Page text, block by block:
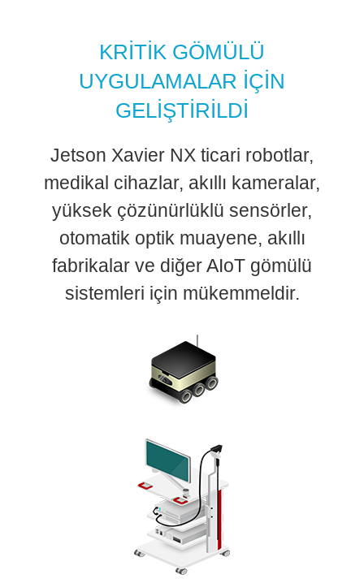
KRİTİK GÖMÜLÜ
UYGULAMALAR İÇİN
GELİŞTİRİLDİ
Jetson Xavier NX ticari robotlar,
medikal cihazlar, akıllı kameralar,
yüksek çözünürlüklü sensörler,
otomatik optik muayene, akıllı
fabrikalar ve diğer AIoT gömülü
sistemleri için mükemmeldir.